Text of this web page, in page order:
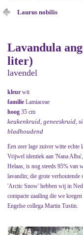
Laurus nobilis
Lavandula
liter)
lavendel
kleur wit
familie Lamiaceae
hoog 35 cm
keukenkruid, geneeskruid,
bladhoudend
Een zeer lage zuiver witte echte
Vrijwel identiek aan 'Nana
Helaas, is nog steeds 95% van
lavandin; die grote verhoutende
'Arctic Snow' hebben wij in
compacte zaailing die we
Engelse collega Martin Tustin.